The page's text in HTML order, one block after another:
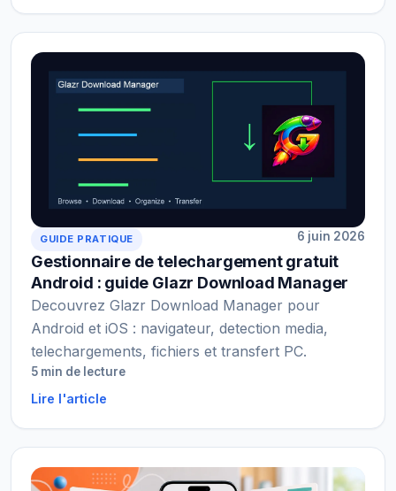
GUIDE PRATIQUE 6 juin 2026
Gestionnaire de telechargement gratuit
Android : guide Glazr Download Manager
Decouvrez Glazr Download Manager pour
Android et iOS : navigateur, detection media,
telechargements, fichiers et transfert PC.
5 min de lecture
Lire l'article